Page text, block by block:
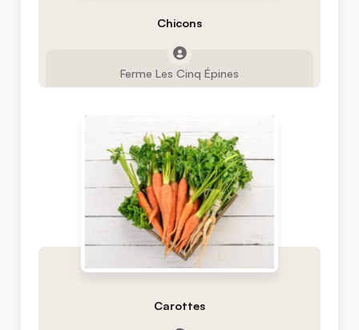
Chicons
Ferme Les Cinq Épines
Carottes